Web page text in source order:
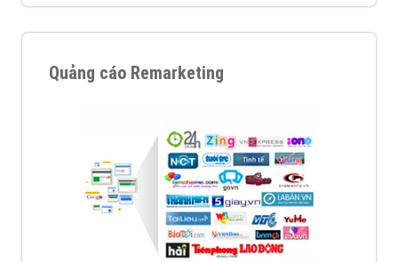
Quảng cáo Remarketing